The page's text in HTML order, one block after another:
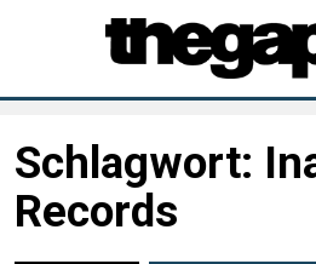
Schlagwort:
Records